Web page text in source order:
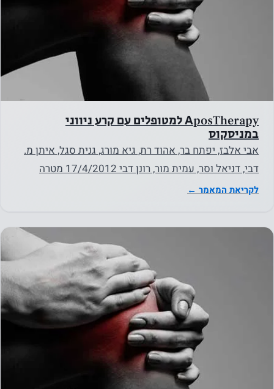
AposTherapy למטופלים עם קרע ניווני
במניסקוס
אבי אלבז, יפתח בר, אהוד רת, גיא מורג, גנית סגל, איתן מ.
דבי, דניאל וסר, עמית מור, רונן דבי 17/4/2012 מטרה
מטרת…
לקריאת המאמר ←